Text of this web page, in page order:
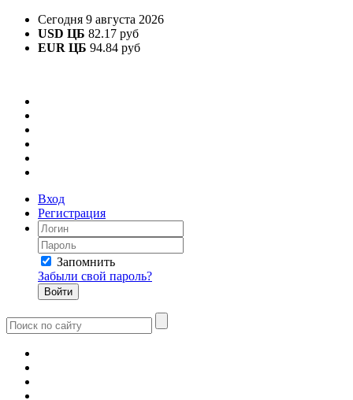
Сегодня 9 августа 2026
USD ЦБ 82.17 руб
EUR ЦБ 94.84 руб
Вход
Регистрация
Запомнить
Забыли свой пароль?